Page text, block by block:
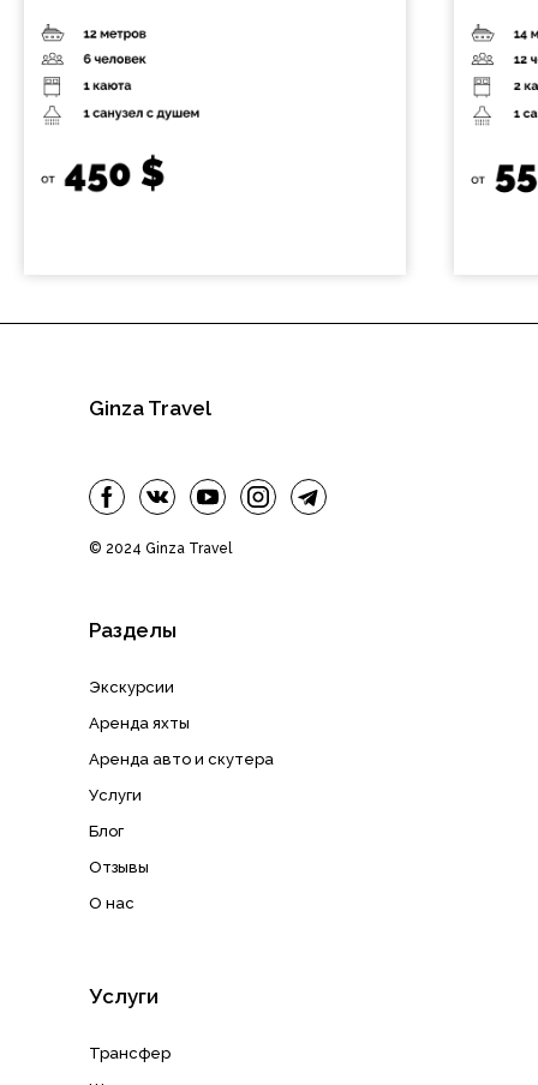
Ginza Travel
Разделы
Услуги
Экскурсии
Аренда яхты
Аренда авто и скутера
Услуги
Блог
Отзывы
О нас
Трансфер
© 2024 Ginza Travel